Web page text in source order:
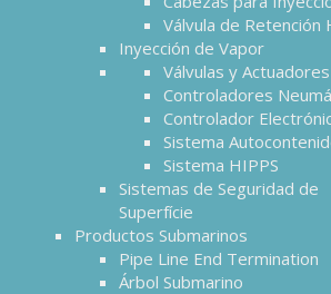
Válvula de Retención
Inyección de Vapor
Válvulas y Actuadores
Controladores
Controlador
Sistema
Sistema HIPPS
Sistemas de Seguridad de
Superfície
Productos Submarinos
Pipe Line End Termination
Árbol Submarino